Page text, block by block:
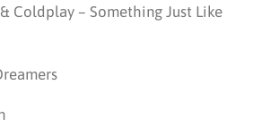
Coldplay – Something Just Like